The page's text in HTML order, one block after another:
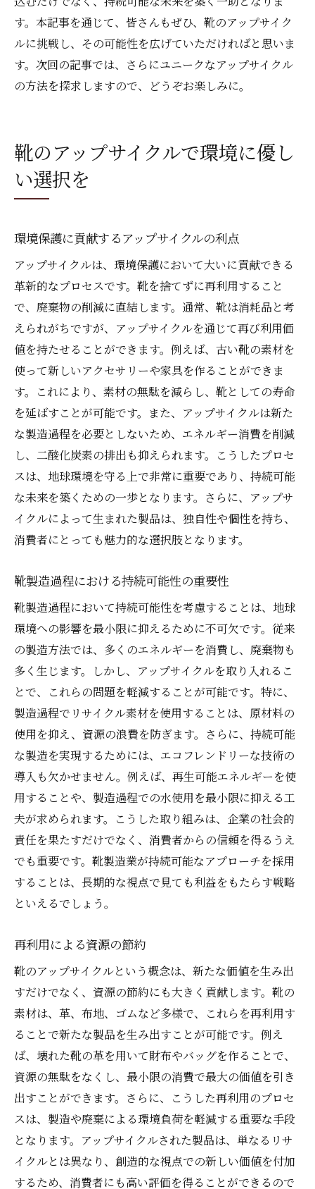
す。本記事を通じて、皆さんもぜひ、靴のアップサイク
ルに挑戦し、その可能性を広げていただければと思いま
す。次回の記事では、さらにユニークなアップサイクル
の方法を探求しますので、どうぞお楽しみに。
靴のアップサイクルで環境に優し
い選択を
環境保護に貢献するアップサイクルの利点
アップサイクルは、環境保護において大いに貢献できる
革新的なプロセスです。靴を捨てずに再利用すること
で、廃棄物の削減に直結します。通常、靴は消耗品と考
えられがちですが、アップサイクルを通じて再び利用価
値を持たせることができます。例えば、古い靴の素材を
使って新しいアクセサリーや家具を作ることができま
す。これにより、素材の無駄を減らし、靴としての寿命
を延ばすことが可能です。また、アップサイクルは新た
な製造過程を必要としないため、エネルギー消費を削減
し、二酸化炭素の排出も抑えられます。こうしたプロセ
スは、地球環境を守る上で非常に重要であり、持続可能
な未来を築くための一歩となります。さらに、アップサ
イクルによって生まれた製品は、独自性や個性を持ち、
消費者にとっても魅力的な選択肢となります。
靴製造過程における持続可能性の重要性
靴製造過程において持続可能性を考慮することは、地球
環境への影響を最小限に抑えるために不可欠です。従来
の製造方法では、多くのエネルギーを消費し、廃棄物も
多く生じます。しかし、アップサイクルを取り入れるこ
とで、これらの問題を軽減することが可能です。特に、
製造過程でリサイクル素材を使用することは、原材料の
使用を抑え、資源の浪費を防ぎます。さらに、持続可能
な製造を実現するためには、エコフレンドリーな技術の
導入も欠かせません。例えば、再生可能エネルギーを使
用することや、製造過程での水使用を最小限に抑える工
夫が求められます。こうした取り組みは、企業の社会的
責任を果たすだけでなく、消費者からの信頼を得るうえ
でも重要です。靴製造業が持続可能なアプローチを採用
することは、長期的な視点で見ても利益をもたらす戦略
といえるでしょう。
再利用による資源の節約
靴のアップサイクルという概念は、新たな価値を生み出
すだけでなく、資源の節約にも大きく貢献します。靴の
素材は、革、布地、ゴムなど多様で、これらを再利用す
ることで新たな製品を生み出すことが可能です。例え
ば、壊れた靴の革を用いて財布やバッグを作ることで、
資源の無駄をなくし、最小限の消費で最大の価値を引き
出すことができます。さらに、こうした再利用のプロセ
スは、製造や廃棄による環境負荷を軽減する重要な手段
となります。アップサイクルされた製品は、単なるリサ
イクルとは異なり、創造的な視点での新しい価値を付加
するため、消費者にも高い評価を得ることができるので